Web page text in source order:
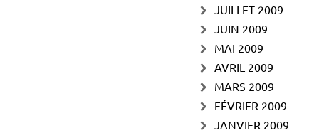
JUILLET 2009
JUIN 2009
MAI 2009
AVRIL 2009
MARS 2009
FÉVRIER 2009
JANVIER 2009